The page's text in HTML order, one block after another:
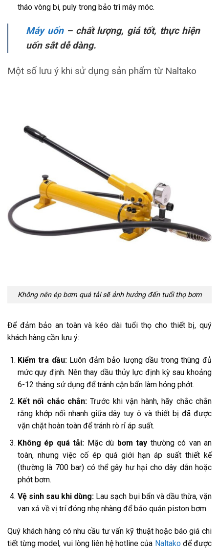
tháo vòng bi, puly trong bảo trì máy móc.
Máy uốn– chất lượng, giá tốt, thực hiện
uốn sắt dễ dàng.
Một số lưu ý khi sử dụng sản phẩm từ Naltako
Không nên ép bơm quá tải sẽ ảnh hưởng đến tuổi thọ bơm
Để đảm bảo an toàn và kéo dài tuổi thọ cho thiết bị, quý
khách hàng cần lưu ý:
Kiểm tra dầu:Luôn đảm bảo lượng dầu trong thùng đủ
mức quy định. Nên thay dầu thủy lực định kỳ sau khoảng
6-12 tháng sử dụng để tránh cặn bẩn làm hỏng phớt.
Kết nối chắc chắn: Trước khi vận hành, hãy chắc chắn
rằng khớp nối nhanh giữa dây tuy ô và thiết bị đã được
vặn chặt hoàn toàn để tránh rò rỉ áp suất.
Không ép quá tải: Mặc dù bơm tay thường có van an
toàn, nhưng việc cố ép quá giới hạn áp suất thiết kế
(thường là 700 bar) có thể gây hư hại cho dây dẫn hoặc
phớt bơm.
Vệ sinh sau khi dùng: Lau sạch bụi bẩn và dầu thừa, vặn
van xả về vị trí đóng nhẹ nhàng để bảo quản piston bơm.
Quý khách hàng có nhu cầu tư vấn kỹ thuật hoặc báo giá chi
tiết từng model, vui lòng liên hệ hotline của Naltakođể được